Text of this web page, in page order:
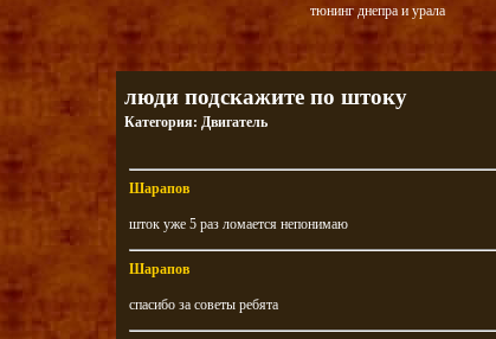
тюнинг днепра и урала
люди подскажите по штоку
Категория: Двигатель
Шарапов
шток уже 5 раз ломается непонимаю
Шарапов
спасибо за советы ребята